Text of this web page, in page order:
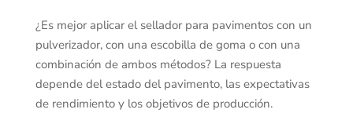
¿Es mejor aplicar el sellador para pavimentos con un
pulverizador, con una escobilla de goma o con una
combinación de ambos métodos? La respuesta
depende del estado del pavimento, las expectativas
de rendimiento y los objetivos de producción.